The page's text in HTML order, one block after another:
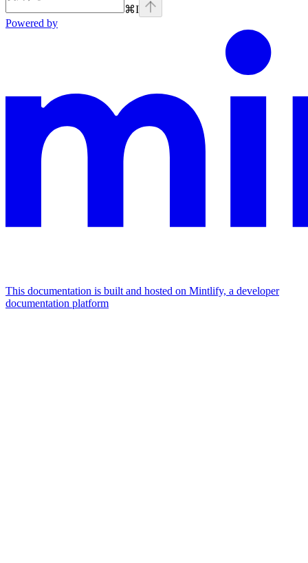
⌘I
Powered by
This documentation is built and hosted on Mintlify, a developer
documentation platform